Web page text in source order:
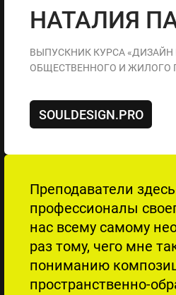
НАТАЛИЯ
ВЫПУСКНИК КУРСА «ДИЗАЙН
ОБЩЕСТВЕННОГО И ЖИЛОГО
SOULDESIGN.PRO
Преподаватели
профессионалы
нас всему самому
раз тому, чего мне
пониманию
пространственно-